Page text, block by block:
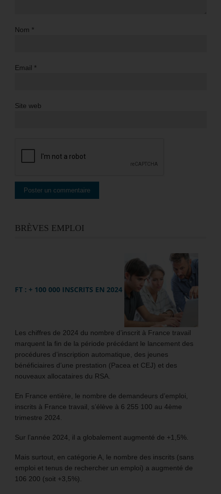
Nom *
Email *
Site web
BRÈVES EMPLOI
FT : + 100 000 INSCRITS EN 2024
Les chiffres de 2024 du nombre d’inscrit à France travail
marquent la fin de la période précédant le lancement des
procédures d’inscription automatique, des jeunes
bénéficiaires d’une prestation (Pacea et CEJ) et des
nouveaux allocataires du RSA.
En France entière, le nombre de demandeurs d’emploi,
inscrits à France travail, s’élève à 6 255 100 au 4ème
trimestre 2024.
Sur l’année 2024, il a globalement augmenté de +1,5%.
Mais surtout, en catégorie A, le nombre des inscrits (sans
emploi et tenus de rechercher un emploi) a augmenté de
106 200 (soit +3,5%).